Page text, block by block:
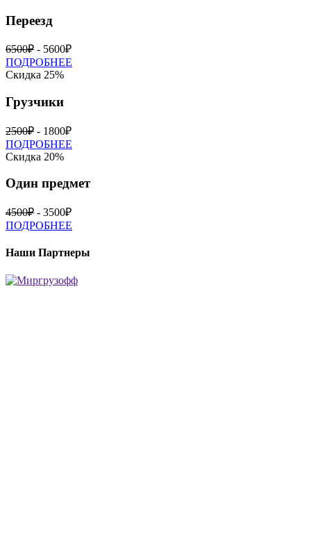
Переезд
6500₽ - 5600₽
ПОДРОБНЕЕ
Скидка 25%
Грузчики
2500₽ - 1800₽
ПОДРОБНЕЕ
Скидка 20%
Один предмет
4500₽ - 3500₽
ПОДРОБНЕЕ
Наши Партнеры